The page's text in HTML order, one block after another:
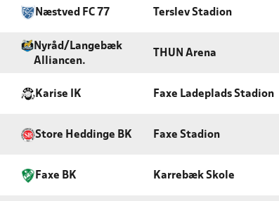
Næstved FC 77 Terslev Stadion
Nyråd/Langebæk
Alliancen.
THUN Arena
Karise IK Faxe Ladeplads Stadion
Store Heddinge BK Faxe Stadion
Faxe BK Karrebæk Skole